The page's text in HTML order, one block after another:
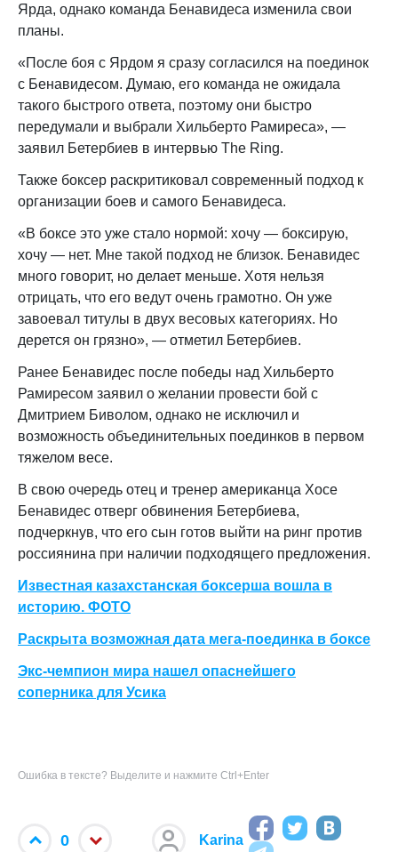
Ярда, однако команда Бенавидеса изменила свои
планы.
«После боя с Ярдом я сразу согласился на поединок
с Бенавидесом. Думаю, его команда не ожидала
такого быстрого ответа, поэтому они быстро
передумали и выбрали Хильберто Рамиреса», —
заявил Бетербиев в интервью The Ring.
Также боксер раскритиковал современный подход к
организации боев и самого Бенавидеса.
«В боксе это уже стало нормой: хочу — боксирую,
хочу — нет. Мне такой подход не близок. Бенавидес
много говорит, но делает меньше. Хотя нельзя
отрицать, что его ведут очень грамотно. Он уже
завоевал титулы в двух весовых категориях. Но
дерется он грязно», — отметил Бетербиев.
Ранее Бенавидес после победы над Хильберто
Рамиресом заявил о желании провести бой с
Дмитрием Биволом, однако не исключил и
возможность объединительных поединков в первом
тяжелом весе.
В свою очередь отец и тренер американца Хосе
Бенавидес отверг обвинения Бетербиева,
подчеркнув, что его сын готов выйти на ринг против
россиянина при наличии подходящего предложения.
Известная казахстанская боксерша вошла в
историю. ФОТО
Раскрыта возможная дата мега-поединка в боксе
Экс-чемпион мира нашел опаснейшего
соперника для Усика
Ошибка в тексте? Выделите и нажмите Ctrl+Enter
0 Karina